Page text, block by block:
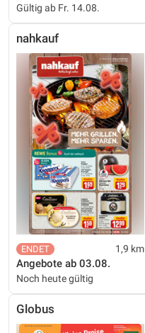
Gültig ab Fr. 14.08.
nahkauf
1,9 km
Angebote ab 03.08.
Noch heute gültig
Globus